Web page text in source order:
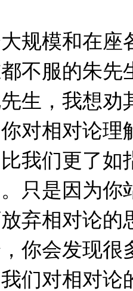
规模和在座
不服的朱先
生，我想劝
对相对论理
我们更了如
只是因为
弃相对论的
你会发现很
们对相对